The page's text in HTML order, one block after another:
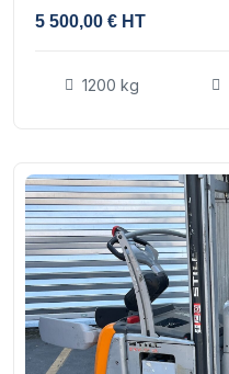
5 500,00 € HT
1200 kg